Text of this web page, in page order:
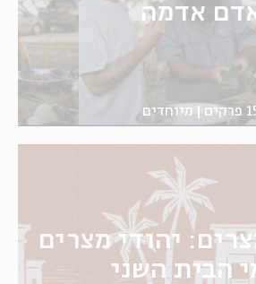
אדמה
מיוחדים
יהודי מצרים
הבית השני